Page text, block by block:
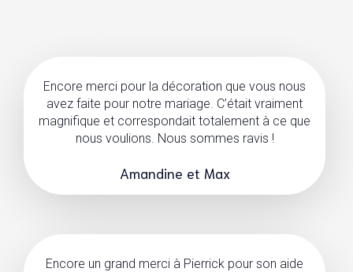
Encore merci pour la décoration que vous nous
avez faite pour notre mariage. C’était vraiment
magnifique et correspondait totalement à ce que
nous voulions. Nous sommes ravis !
Amandine et Max
Encore un grand merci à Pierrick pour son aide